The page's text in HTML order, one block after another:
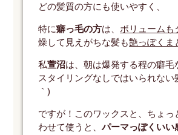
どの髪質の方にも使いやすく、
特に癖っ毛の方は、 ボリュームも
燥して見えがちな髪も艶っぽくま
私萱沼は、朝は爆発する程の癖
スタイリングなしではいられな
｀)
ですが！このワックスと、ちょっ
わせて使うと、パーマっぽくいい